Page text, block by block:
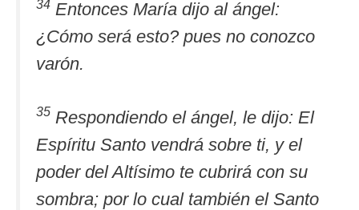
34 Entonces María dijo al ángel:
¿Cómo será esto? pues no conozco
varón.
35 Respondiendo el ángel, le dijo: El
Espíritu Santo vendrá sobre ti, y el
poder del Altísimo te cubrirá con su
sombra; por lo cual también el Santo